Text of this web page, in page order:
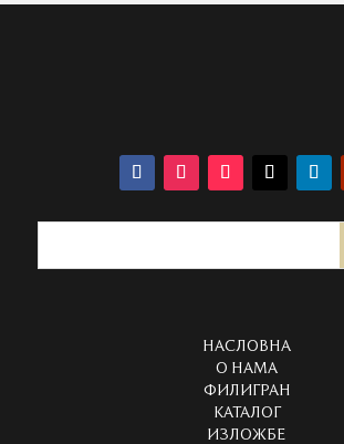
НАСЛОВНА
О НАМА
ФИЛИГРАН
КАТАЛОГ
ИЗЛОЖБЕ